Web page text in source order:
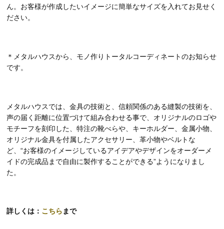
ん。お客様が作成したいイメージに簡単なサイズを入れてお見せく
ださい。
＊メタルハウスから、モノ作りトータルコーディネートのお知らせ
です。
メタルハウスでは、金具の技術と、信頼関係のある縫製の技術を、
声の届く距離に位置づけて組み合わせる事で、オリジナルのロゴや
モチーフを刻印した、特注の靴べらや、キーホルダー、金属小物、
オリジナル金具を付属したアクセサリー、革小物やベルトな
ど、“お客様のイメージしているアイデアやデザインをオーダーメ
イドの完成品まで自由に製作することができる”ようになりまし
た。
詳しくは： こちら まで